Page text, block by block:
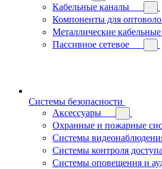
Кабельные каналы
Компоненты для
Металлические
Пассивное сетевое
Системы безопасности
Аксессуары
Охранные и пожарные
Системы
Системы контроля доступа
Системы оповещения и